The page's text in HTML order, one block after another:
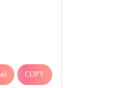
COPY